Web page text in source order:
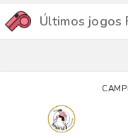
Últimos jogos